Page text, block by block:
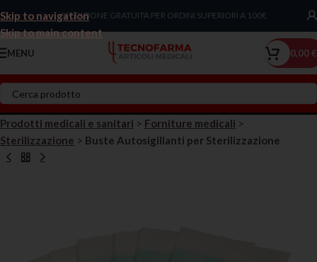
Skip to navigation
Skip to main content
Chiama Ora!SPEDIZIONE GRATUITA PER ORDINI SUPERIORI A 100€
MENU 0,00€
Prodotti medicali e sanitari > Forniture medicali >
Sterilizzazione > Buste Autosigillanti per Sterilizzazione